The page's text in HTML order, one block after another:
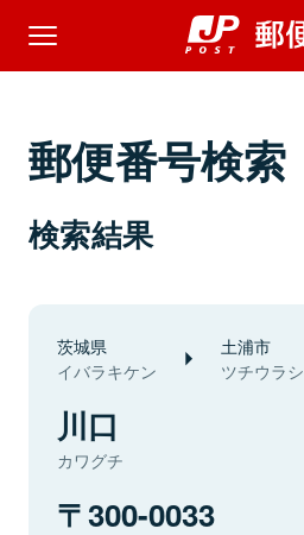
郵便番号検索
検索結果
茨城県
イバラキケン
土浦市
ツチウラシ
川口
カワグチ
300-0033